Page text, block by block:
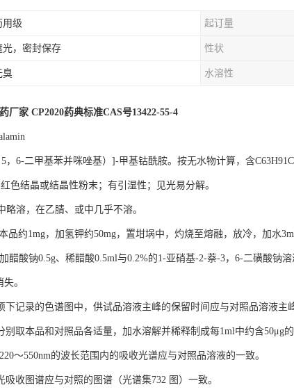
用级 起订量
光，密封保存 性状
臭 水溶性
厂家 CP2020药典标准CAS号13422-55-4
6-二甲基苯并咪唑基）]-甲基钴酰胺。按无水物计算，含
色结晶或结晶性粉末；有引湿性；见光易分解。
溶，在乙腈、或中几乎不溶。
约1mg，加氢钾约50mg，置坩埚中，灼烧至熔融，放冷，加水
醋酸钠0.5g、稀醋酸0.5ml与0.2%的1-亚硝基-2-萘-3，6-二磺酸钠
。
记录的色谱图中，供试品溶液主峰的保留时间应与对照品溶液主
取本品和对照品各适量，加水溶解并稀释制成每1ml中约含50μg
～550nm的波长范围内的吸收光谱应与对照品溶液的一致。
收图谱应与对照的图谱（光谱集732 图）一致。